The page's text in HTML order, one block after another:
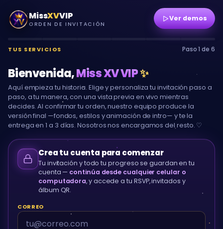
Ver demos
MissXVVIP
ORDEN DE INVITACIÓN
TUS SERVICIOS Paso 1 de 6
Bienvenida,Miss XV VIP✨
Aquí empieza tu historia. Elige y personaliza tu invitación paso a
paso, a tu manera, con una vista previa en vivo mientras
decides. Al confirmar tu orden, nuestro equipo produce la
versión final —fondos, estilos y animación de intro— y te la
entrega en 1 a 3 días. Nosotros nos encargamos del resto. ♡
Crea tu cuenta para comenzar
Tu invitación y todo tu progreso se guardan en tu
cuenta — continúa desde cualquier celular o
computadora, y accede a tu RSVP, invitados y
álbum QR.
CORREO